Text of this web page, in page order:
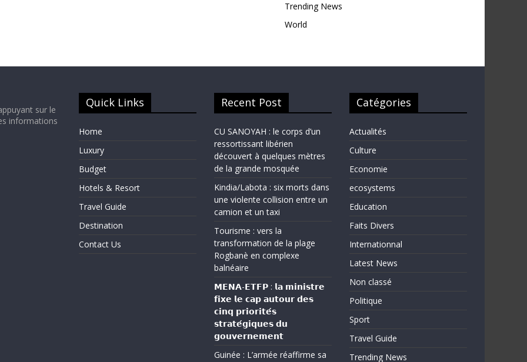
Trending News
World
sur le
informations
Quick Links
Home
Luxury
Budget
Hotels & Resort
Travel Guide
Destination
Contact Us
Recent Post
CU SANOYAH : le corps d’un
ressortissant libérien
découvert à quelques mètres
de la grande mosquée
Kindia/Labota : six morts dans
une violente collision entre un
camion et un taxi
Tourisme : vers la
transformation de la plage
Rogbanè en complexe
balnéaire
𝗠𝗘𝗡𝗔-𝗘𝗧𝗙𝗣 : 𝗹𝗮 𝗺𝗶𝗻𝗶𝘀𝘁𝗿𝗲
𝗳𝗶𝘅𝗲 𝗹𝗲 𝗰𝗮𝗽 𝗮𝘂𝘁𝗼𝘂𝗿 𝗱𝗲𝘀
𝗰𝗶𝗻𝗾 𝗽𝗿𝗶𝗼𝗿𝗶𝘁𝗲́𝘀
𝘀𝘁𝗿𝗮𝘁𝗲́𝗴𝗶𝗾𝘂𝗲𝘀 𝗱𝘂
𝗴𝗼𝘂𝘃𝗲𝗿𝗻𝗲𝗺𝗲𝗻𝘁
Guinée : L’armée réaffirme sa
Catégories
Actualités
Culture
Economie
ecosystems
Education
Faits Divers
Internationnal
Latest News
Non classé
Politique
Sport
Travel Guide
Trending News